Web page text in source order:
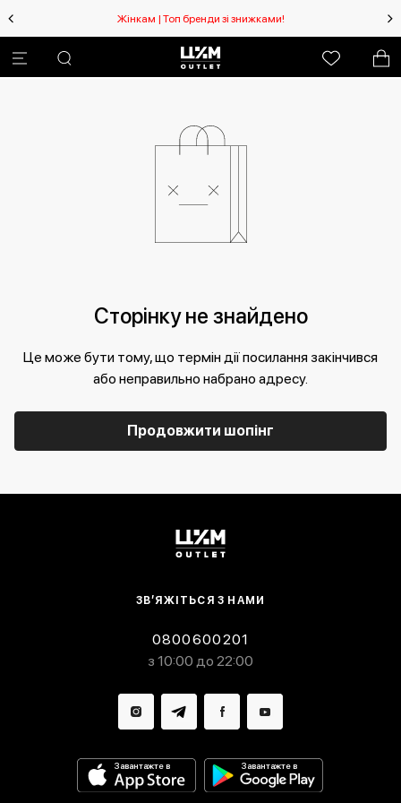
Жінкам | Топ бренди зі знижками!
Сторінку не знайдено
Це може бути тому, що термін дії посилання закінчився
або неправильно набрано адресу.
Продовжити шопінг
ЗВ’ЯЖІТЬСЯ З НАМИ
0800600201
з 10:00 до 22:00
Завантажте в Завантажте в